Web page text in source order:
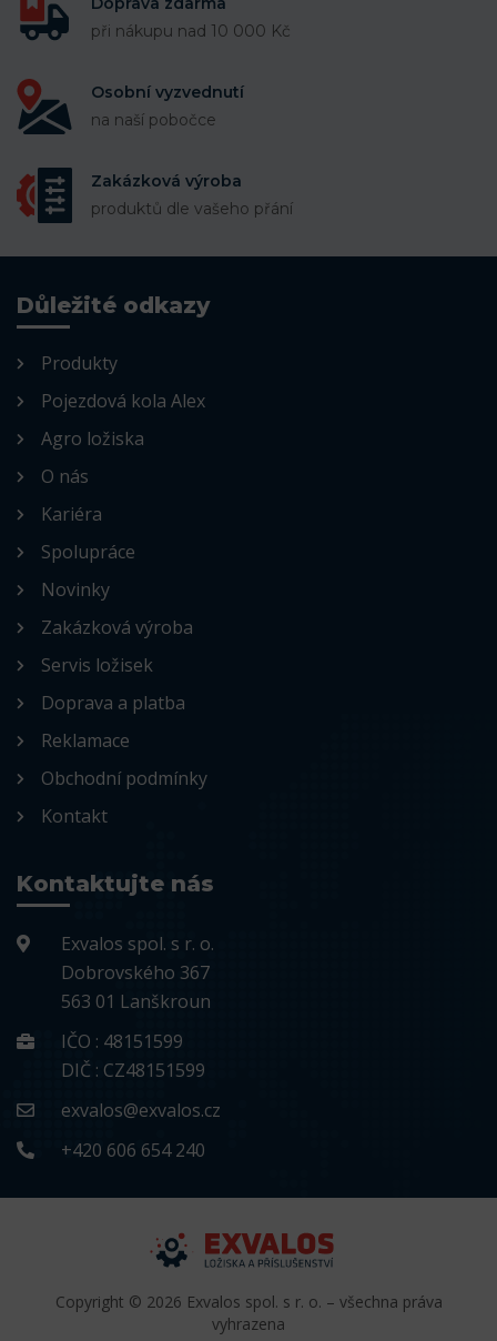
při nákupu nad 10 000 Kč
Osobní vyzvednutí
na naší pobočce
Zakázková výroba
produktů dle vašeho přání
Důležité odkazy
Produkty
Pojezdová kola Alex
Agro ložiska
O nás
Kariéra
Spolupráce
Novinky
Zakázková výroba
Servis ložisek
Doprava a platba
Reklamace
Obchodní podmínky
Kontakt
Kontaktujte nás
Exvalos spol. s r. o.
Dobrovského 367
563 01 Lanškroun
IČO : 48151599
DIČ : CZ48151599
exvalos@exvalos.cz
+420 606 654 240
Copyright © 2026 Exvalos spol. s r. o. – všechna práva
vyhrazena